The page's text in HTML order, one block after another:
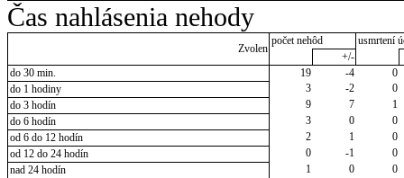
Čas nahlásenia nehody
Zvolen
počet nehôd
usmrtení
+/-
do 30 min.
19 -4
0
do 1 hodiny
3 -2
0
do 3 hodín
9 7
1
do 6 hodín
3 0
0
od 6 do 12 hodín
2 1
0
od 12 do 24 hodín
0 -1
0
nad 24 hodín
1 0
0